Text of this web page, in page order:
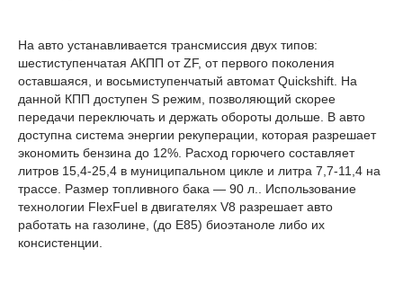
На авто устанавливается трансмиссия двух типов:
шестиступенчатая АКПП от ZF, от первого поколения
оставшаяся, и восьмиступенчатый автомат Quickshift. На
данной КПП доступен S режим, позволяющий скорее
передачи переключать и держать обороты дольше. В авто
доступна система энергии рекуперации, которая разрешает
экономить бензина до 12%. Расход горючего составляет
литров 15,4-25,4 в муниципальном цикле и литра 7,7-11,4 на
трассе. Размер топливного бака — 90 л.. Использование
технологии FlexFuel в двигателях V8 разрешает авто
работать на газолине, (до Е85) биоэтаноле либо их
консистенции.